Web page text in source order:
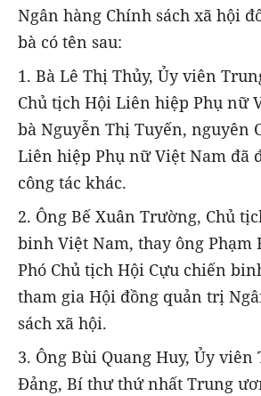
Ngân hàng Chính sách xã hội
bà có tên sau:
1. Bà Lê Thị Thủy, Ủy viên
Chủ tịch Hội Liên hiệp Phụ nữ
bà Nguyễn Thị Tuyến, nguyên
Liên hiệp Phụ nữ Việt Nam đã
công tác khác.
2. Ông Bế Xuân Trường, Chủ
binh Việt Nam, thay ông Phạm
Phó Chủ tịch Hội Cựu chiến
tham gia Hội đồng quản trị
sách xã hội.
3. Ông Bùi Quang Huy, Ủy
Đảng, Bí thư thứ nhất Trung